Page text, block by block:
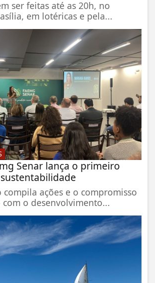
ser feitas até as 20h, no
em lotéricas e pela...
Senar lança o primeiro
compila ações e o compromisso
o desenvolvimento...